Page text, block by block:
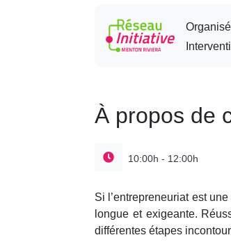
À propos de
10:00h - 12:00h
Si l’entrepreneuriat est
longue et exigeante.
différentes étapes